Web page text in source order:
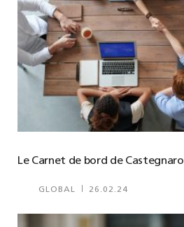
Le Carnet de bord de Castegnaro
GLOBAL 26.02.24